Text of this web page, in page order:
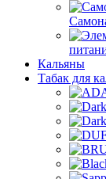
Кальяны
Табак для